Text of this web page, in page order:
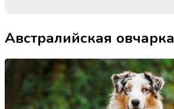
Австралийская овчарка